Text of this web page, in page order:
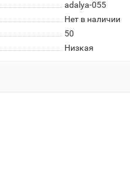
adalya-055
Нет в наличии
50
Низкая